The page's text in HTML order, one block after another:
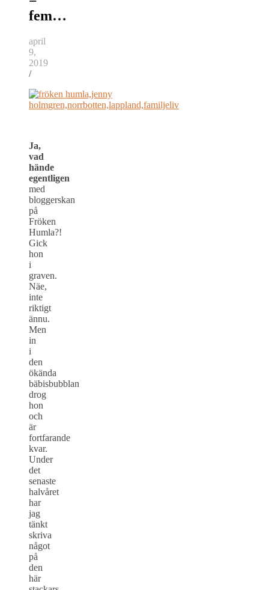
fem…
april
9,
2019
/
Ja,
vad
hände
egentligen
med
bloggerskan
på
Fröken
Humla?!
Gick
hon
i
graven.
Näe,
inte
riktigt
ännu.
Men
in
i
den
ökända
bäbisbubblan
drog
hon
och
är
fortfarande
kvar.
Under
det
senaste
halvåret
har
jag
tänkt
skriva
något
på
den
här